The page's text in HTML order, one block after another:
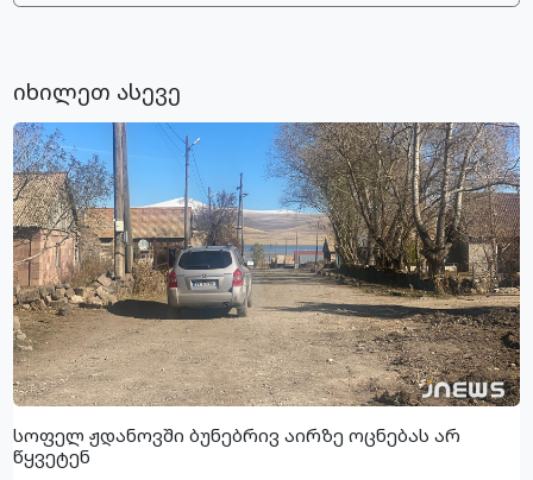
იხილეთ ასევე
სოფელ ჟდანოვში ბუნებრივ აირზე ოცნებას არ
წყვეტენ